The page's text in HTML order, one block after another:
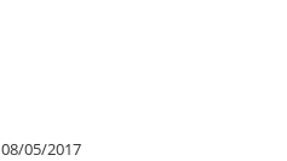
08/05/2017